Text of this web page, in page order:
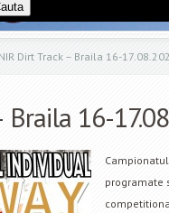
Dirt Track – Braila 16-
Braila 16-
programate